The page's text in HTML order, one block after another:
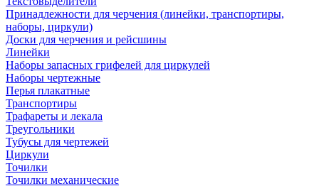
Принадлежности для черчения (линейки, транспортиры,
наборы, циркули)
Доски для черчения и рейсшины
Линейки
Наборы запасных грифелей для циркулей
Наборы чертежные
Перья плакатные
Транспортиры
Трафареты и лекала
Треугольники
Тубусы для чертежей
Циркули
Точилки
Точилки механические